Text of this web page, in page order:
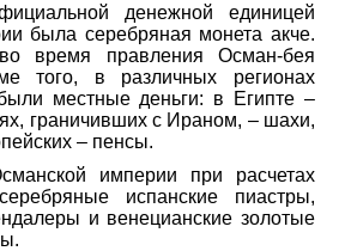
денежной единицей
была серебряная монета акче.
время правления Осман-бея
того, в различных регионах
местные деньги: в Египте –
граничивших с Ираном, – шахи,
– пенсы.
империи при расчетах
испанские пиастры,
и венецианские золотые